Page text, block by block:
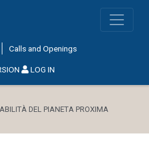
Calls and Openings
LOG IN
DEL PIANETA PROXIMA